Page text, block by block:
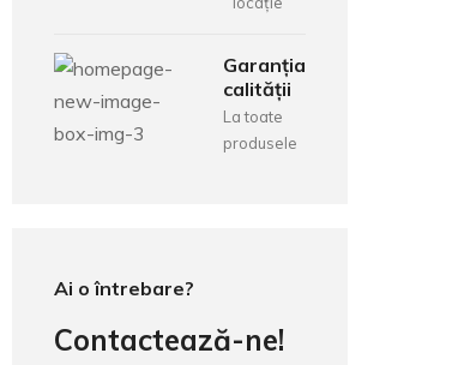
Garanția
calității
La toate
produsele
Ai o întrebare?
Contactează-ne!